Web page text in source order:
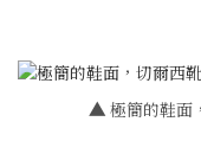
▲ 極簡的鞋面